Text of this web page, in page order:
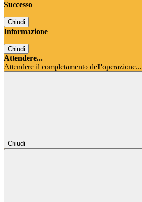
Successo
Chiudi
Informazione
Chiudi
Attendere...
Attendere il completamento dell'operazione...
Chiudi